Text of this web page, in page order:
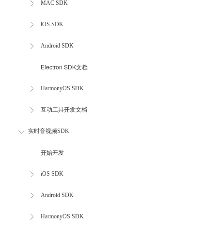
MAC SDK
iOS SDK
Android SDK
Electron SDK文档
HarmonyOS SDK
互动工具开发文档
实时音视频SDK
开始开发
iOS SDK
Android SDK
HarmonyOS SDK